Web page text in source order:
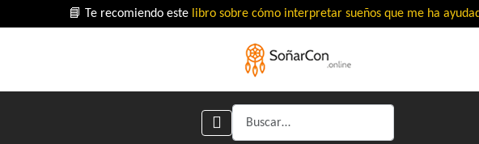
📘 Te recomiendo este libro sobre cómo interpretar sueños que me ha
Buscar